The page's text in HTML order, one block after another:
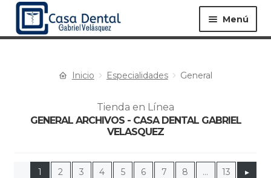
Menú
Equipos ▸ Materiales ▸
Especialidades ▸ Instrumentos ▸
Inicio Especialidades General
Tienda en Línea
GENERAL ARCHIVOS - CASA DENTAL GABRIEL
VELASQUEZ
1 2 3 4 5 6 7 8 … 13 ▸